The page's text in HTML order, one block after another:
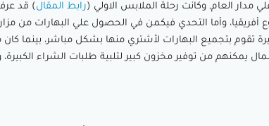
مدار العام, وكانت رحلة الملابس الاولي (رابط المقال) قد
أفريقيا، وأما التحدي فيكمن في الحصول علي البهارات من
تقوم بتجميع البهارات لأشتري منها بشكل مباشر، بينما
يمكنهم من توفير مخزون كبير لتلبية طلبات الشراء الكبيرة،